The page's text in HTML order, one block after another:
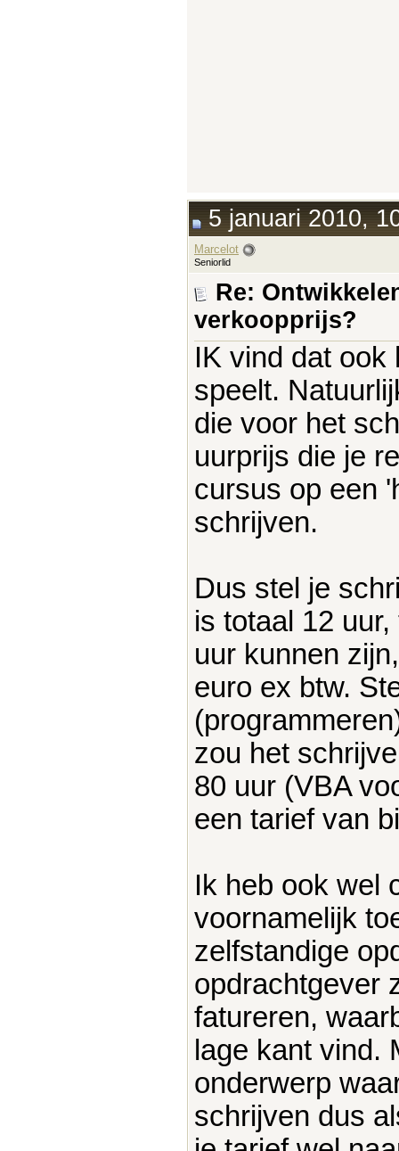
5 januari 2010,
Marcelot
Seniorlid
Re:
verkoopprijs?
IK vind dat ook
speelt.
die voor het
uurprijs die je
cursus op een
schrijven.
Dus stel je
is totaal 12
uur kunnen
euro ex btw.
zou het
80 uur (VBA
een tarief van
Ik heb ook wel
voornamelijk
zelfstandige
opdrachtgever
fatureren,
lage kant vind.
onderwerp
schrijven dus